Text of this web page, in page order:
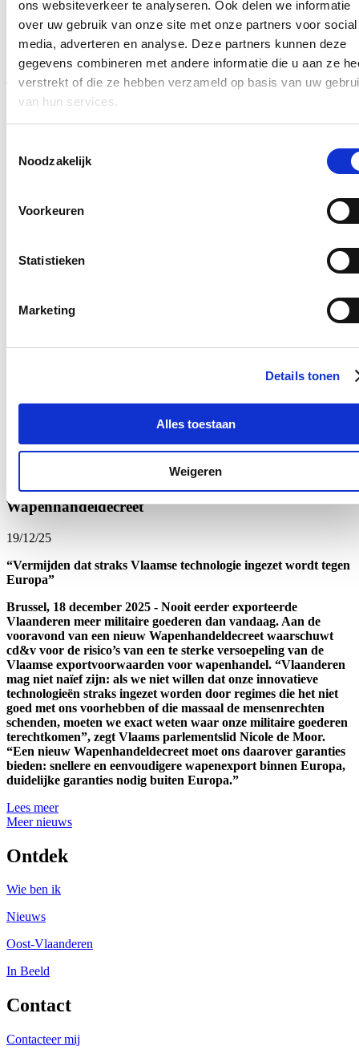
ons websiteverkeer te analyseren. Ook delen we informatie
over uw gebruik van onze site met onze partners voor social
media, adverteren en analyse. Deze partners kunnen deze
gegevens combineren met andere informatie die u aan ze
verstrekt of die ze hebben verzameld op basis van uw
van hun services.
Noodzakelijk
Voorkeuren
Statistieken
Marketing
Details tonen
Alles toestaan
Weigeren
Blijf op de hoogte
Een voorbeeldfunctie: Verander de wereld, begin bij
jezelf?
17/01/26
opnieuw pijnlijk duidelijk hoe hard en persoonlijk het politieke en
Lees meer
niet werd geselecteerd zorgt voor vertraging van de
Annick De Ridder te melden dat er door één van de aannemers die
premetrotunnel een procedure bij Uiterst Dringende
Lees meer
Oost-Vlaanderen
Cd&v vraagt duidelijke garanties bij nieuw
Wapenhandeldecreet
19/12/25
“Vermijden dat straks Vlaamse technologie ingezet wordt tegen
Europa”
Brussel, 18 december 2025 - Nooit eerder exporteerde
Vlaanderen meer militaire goederen dan vandaag. Aan de
vooravond van een nieuw Wapenhandeldecreet waarschuwt
cd&v voor de risico’s van een te sterke versoepeling van de
Vlaamse exportvoorwaarden voor wapenhandel. “Vlaanderen
mag niet naïef zijn: als we niet willen dat onze innovatieve
technologieën straks ingezet worden door regimes die het niet
goed met ons voorhebben of die massaal de mensenrechten
schenden, moeten we exact weten waar onze militaire goederen
terechtkomen”, zegt Vlaams parlementslid Nicole de Moor.
“Een nieuw Wapenhandeldecreet moet ons daarover garanties
bieden: snellere en eenvoudigere wapenexport binnen Europa,
duidelijke garanties nodig buiten Europa.”
Lees meer
Meer nieuws
Ontdek
Wie ben ik
Nieuws
Oost-Vlaanderen
In Beeld
Contact
Contacteer mij